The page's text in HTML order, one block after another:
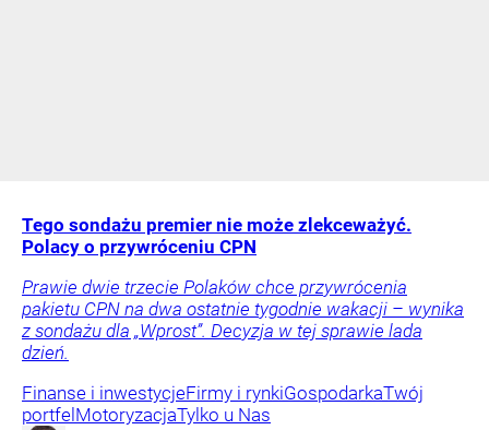
Tego sondażu premier nie może zlekceważyć.
Polacy o przywróceniu CPN
Prawie dwie trzecie Polaków chce przywrócenia
pakietu CPN na dwa ostatnie tygodnie wakacji – wynika
z sondażu dla „Wprost”. Decyzja w tej sprawie lada
dzień.
Finanse i inwestycjeFirmy i rynkiGospodarkaTwój
portfelMotoryzacjaTylko u Nas